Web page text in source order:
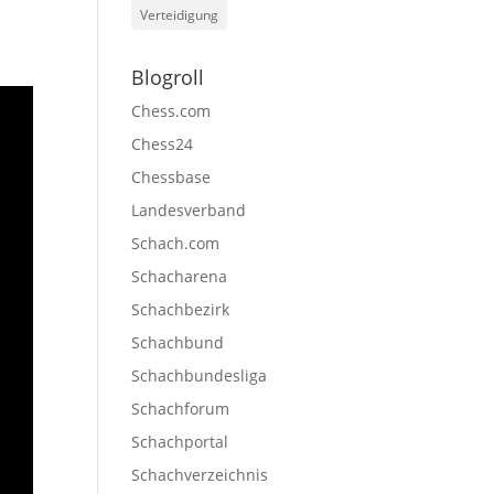
Verteidigung
Blogroll
Chess.com
Chess24
Chessbase
Landesverband
Schach.com
Schacharena
Schachbezirk
Schachbund
Schachbundesliga
Schachforum
Schachportal
Schachverzeichnis